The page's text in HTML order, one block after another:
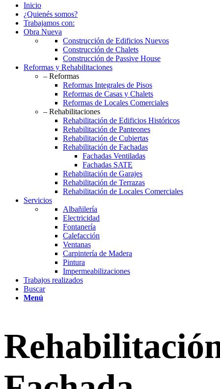
Inicio
¿Quienés somos?
Trabajamos con:
Obra Nueva
Construcción de Edificios Nuevos
Construcción de Chalets
Construcción de Passive House
Reformas y Rehabilitaciones
– Reformas
Reformas Integrales de Pisos
Reformas de Casas y Chalets
Reformas de Locales Comerciales
– Rehabilitaciones
Rehabilitación de Edificios Históricos
Rehabilitación de Panteones
Rehabilitación de Cubiertas
Rehabilitación de Fachadas
Fachadas Ventiladas
Fachadas SATE
Rehabilitación de Garajes
Rehabilitación de Terrazas
Rehabilitación de Locales Comerciales
Servicios
Albañilería
Electricidad
Fontanería
Calefacción
Ventanas
Carpintería de Madera
Pintura
Impermeabilizaciones
Trabajos realizados
Buscar
Menú